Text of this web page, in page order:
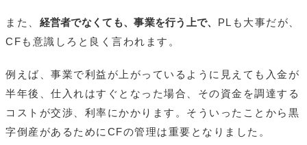
また、 経営者でなくても、事業を行う上で、 PLも大事だが、
CFも意識しろと良く言われます。
例えば、事業で利益が上がっているように見えても入金が
半年後、仕入れはすぐとなった場合、その資金を調達する
コストが交渉、利率にかかります。そういったことから黒
字倒産があるためにCFの管理は重要となりました。